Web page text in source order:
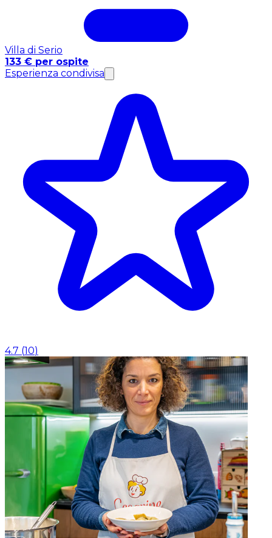
Villa di Serio
133 € per ospite
Esperienza condivisa
4.7 (10)